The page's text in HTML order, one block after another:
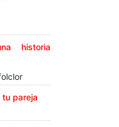
historia
pareja